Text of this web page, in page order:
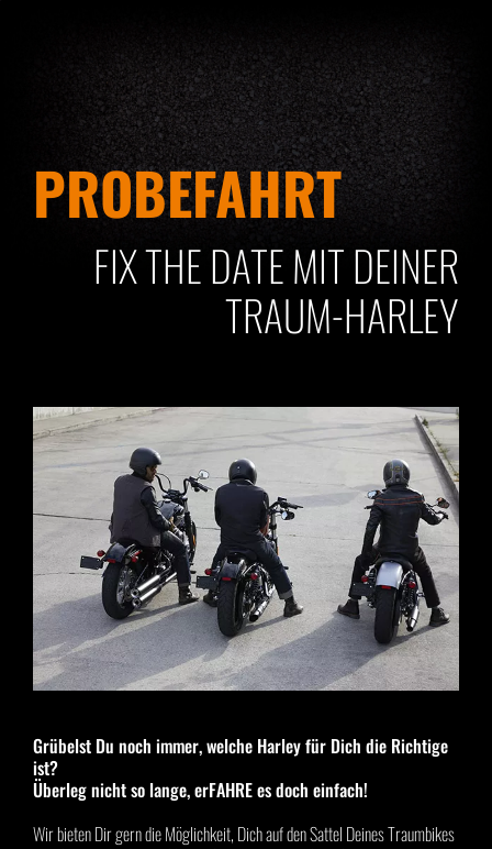
PROBEFAHRT
FIX THE DATE MIT DEINER
TRAUM-HARLEY
Grübelst Du noch immer, welche Harley für Dich die Richtige
ist?
Überleg nicht so lange, erFAHRE es doch einfach!
Wir bieten Dir gern die Möglichkeit, Dich auf den Sattel Deines Traumbikes